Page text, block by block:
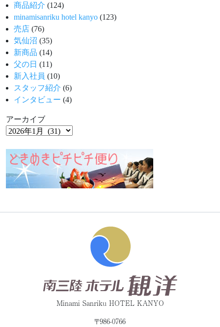
商品紹介 (124)
minamisanriku hotel kanyo (123)
売店 (76)
気仙沼 (35)
新商品 (14)
父の日 (11)
新入社員 (10)
スタッフ紹介 (6)
インタビュー (4)
アーカイブ
Minami Sanriku HOTEL KANYO
〒986-0766